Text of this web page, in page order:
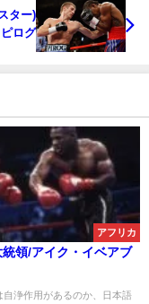
ター)
ログ
アフリカ
統領/アイク・イベアブ
自浄作用があるのか、日本語